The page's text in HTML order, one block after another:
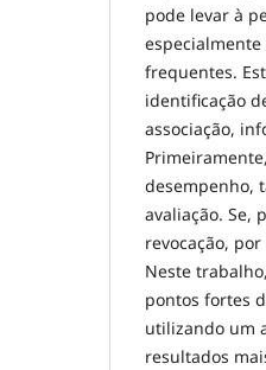
pode levar à
frequentes.
identificação
associação,
desempenho,
avaliação. Se,
revocação,
Neste
pontos fortes
utilizando um
resultados